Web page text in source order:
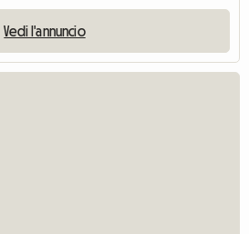
Vedi l'annuncio